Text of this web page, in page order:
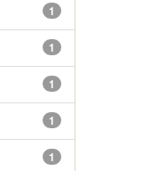
1
1
1
1
1